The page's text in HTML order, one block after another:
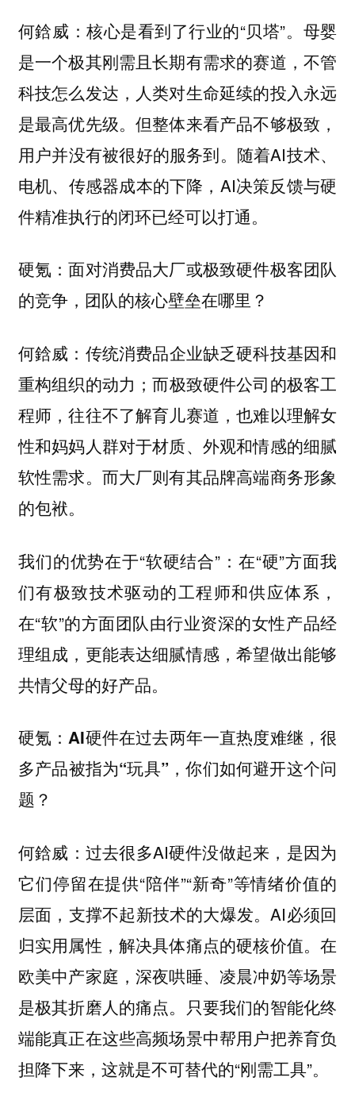
何鋡威：核心是看到了行业的“贝塔”。母婴
是一个极其刚需且长期有需求的赛道，不管
科技怎么发达，人类对生命延续的投入永远
是最高优先级。但整体来看产品不够极致，
用户并没有被很好的服务到。随着AI技术、
电机、传感器成本的下降，AI决策反馈与硬
件精准执行的闭环已经可以打通。
硬氪：面对消费品大厂或极致硬件极客团队
的竞争，团队的核心壁垒在哪里？
何鋡威： 传统消费品企业缺乏硬科技基因和
重构组织的动力；而极致硬件公司的极客工
程师，往往不了解育儿赛道，也难以理解女
性和妈妈人群对于材质、外观和情感的细腻
软性需求。而大厂则有其品牌高端商务形象
的包袱。
我们的优势在于“软硬结合”：在“硬”方面我
们有极致技术驱动的工程师和供应体系，
在“软”的方面团队由行业资深的女性产品经
理组成，更能表达细腻情感，希望做出能够
共情父母的好产品。
硬氪：AI硬件在过去两年一直热度难继，很
多产品被指为“玩具”，你们如何避开这个问
题？
何鋡威： 过去很多AI硬件没做起来，是因为
它们停留在提供“陪伴”“新奇”等情绪价值的
层面，支撑不起新技术的大爆发。AI必须回
归实用属性，解决具体痛点的硬核价值。在
欧美中产家庭，深夜哄睡、凌晨冲奶等场景
是极其折磨人的痛点。只要我们的智能化终
端能真正在这些高频场景中帮用户把养育负
担降下来，这就是不可替代的“刚需工具”。